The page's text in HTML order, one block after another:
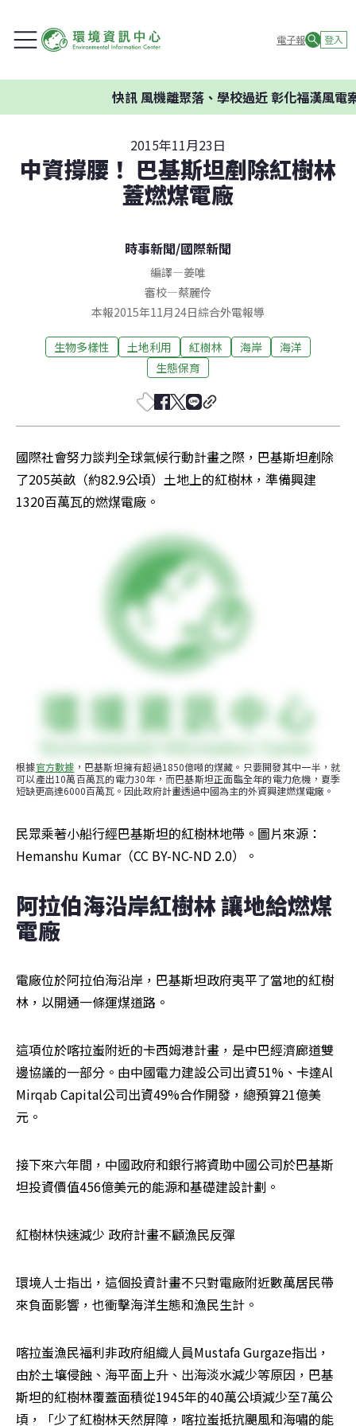
電子報 登入
快訊風機離聚落、學校過近 彰化福漢風電案
2015年11月23日
中資撐腰！ 巴基斯坦剷除紅樹林
蓋燃煤電廠
時事新聞/國際新聞
編譯—姜唯
審校—蔡麗伶
本報2015年11月24日綜合外電報導
生物多樣性 土地利用 紅樹林 海岸
海洋
生態保育
國際社會努力談判全球氣候行動計畫之際，巴基斯坦剷除
了205英畝（約82.9公頃）土地上的紅樹林，準備興建
1320百萬瓦的燃煤電廠。
根據官方數據 ，巴基斯坦擁有超過1850億噸的煤藏。只要開發其中一半，就
可以產出10萬百萬瓦的電力30年，而巴基斯坦正面臨全年的電力危機，夏季
短缺更高達6000百萬瓦。因此政府計畫透過中國為主的外資興建燃煤電廠。
民眾乘著小船行經巴基斯坦的紅樹林地帶。圖片來源：
Hemanshu Kumar（CC BY-NC-ND 2.0）。
阿拉伯海沿岸紅樹林 讓地給燃煤
電廠
電廠位於阿拉伯海沿岸，巴基斯坦政府夷平了當地的紅樹
林，以開通一條運煤道路。
這項位於喀拉蚩附近的卡西姆港計畫，是中巴經濟廊道雙
邊協議的一部分。由中國電力建設公司出資51%、卡達Al
Mirqab Capital公司出資49%合作開發，總預算21億美
元。
接下來六年間，中國政府和銀行將資助中國公司於巴基斯
坦投資價值456億美元的能源和基礎建設計劃。
紅樹林快速減少 政府計畫不顧漁民反彈
環境人士指出，這個投資計畫不只對電廠附近數萬居民帶
來負面影響，也衝擊海洋生態和漁民生計。
喀拉蚩漁民福利非政府組織人員Mustafa Gurgaze指出，
由於土壤侵蝕、海平面上升、出海淡水減少等原因，巴基
斯坦的紅樹林覆蓋面積從1945年的40萬公頃減少至7萬公
頃，「少了紅樹林天然屏障，喀拉蚩抵抗颶風和海嘯的能